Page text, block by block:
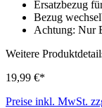
Ersatzbezug
Bezug
Achtung: Nur
Weitere
19,99 €*
Preise inkl. MwSt.